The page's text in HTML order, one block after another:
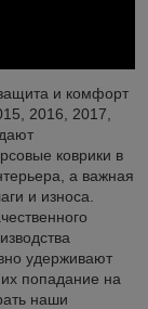
и комфорт
2016, 2017,
коврики в
а важная
и износа.
удерживают
попадание на
наши